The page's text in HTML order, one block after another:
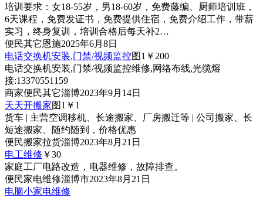
培训要求：女18-55岁，男18-60岁，免费藤编、厨师培训班，
6天课程，免费发证书，免费提供住宿，免费介绍工作，带薪
实习，终身复训，培训合格后每天补2…
便民其它恩施2025年6月8日
电话交换机安装,门禁/视频监控图1 ￥200
电话交换机安装,门禁/视频监控维修,网络布线,光缆熔
接:13370551159
商家便民其它淄博2023年9月14日
天天开搬家图1 ￥1
货车 | 主营空调移机、长途搬家、厂房搬迁等 | 公司搬家、长
短途搬家、随约随到，价格优惠
便民搬家拉货淄博2023年8月21日
电工维修 ￥30
家庭工厂电路改造，电器维修，故障排查。
便民家电维修淄博市2023年8月21日
电脑小家电维修